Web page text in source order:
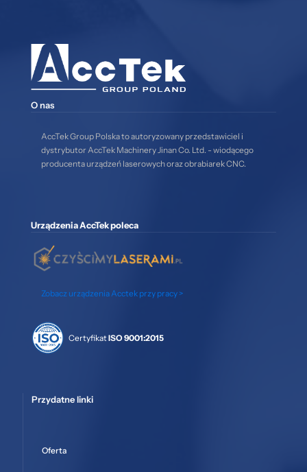
O nas
AccTek Group Polska to autoryzowany przedstawiciel i
dystrybutor AccTek Machinery Jinan Co. Ltd. - wiodącego
producenta urządzeń laserowych oraz obrabiarek CNC.
Urządzenia AccTek poleca
Zobacz urządzenia Acctek przy pracy >
CertyfikatISO 9001:2015
Przydatne linki
Oferta